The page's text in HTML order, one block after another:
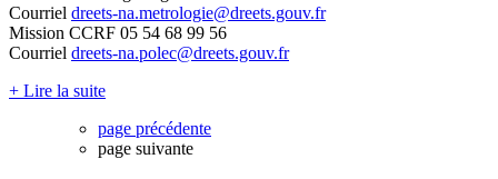
Courriel dreets-na.metrologie@dreets.gouv.fr
Mission CCRF 05 54 68 99 56
Courriel dreets-na.polec@dreets.gouv.fr
+ Lire la suite
page précédente
page suivante